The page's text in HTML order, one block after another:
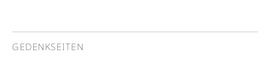
GEDENKSEITEN